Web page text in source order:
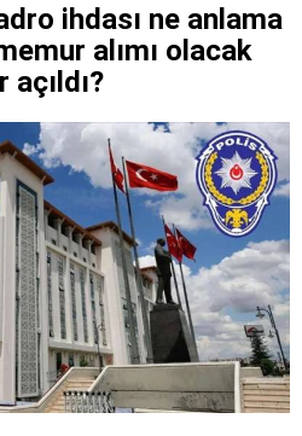
ihdası ne anlama
alımı olacak